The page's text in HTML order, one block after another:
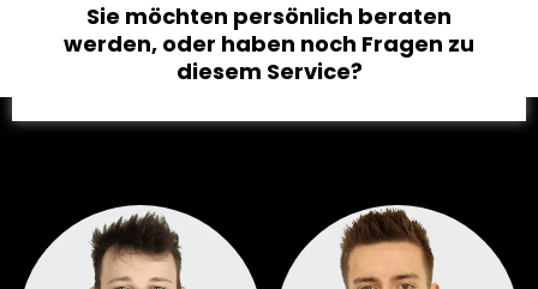
Sie möchten persönlich beraten
werden, oder haben noch Fragen zu
diesem Service?